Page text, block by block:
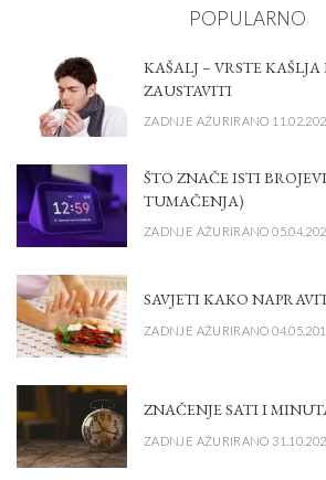
POPULARNO
KAŠALJ – VRSTE
ZAUSTAVITI
ZADNJE AŽURIRANO
ŠTO ZNAČE ISTI
TUMAČENJA)
ZADNJE AŽURIRANO
SAVJETI KAKO
ZADNJE AŽURIRANO
ZNAČENJE SATI I
ZADNJE AŽURIRANO